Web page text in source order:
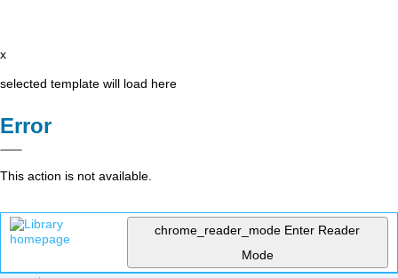
x
selected template will load here
Error
This action is not available.
chrome_reader_mode Enter Reader
Mode